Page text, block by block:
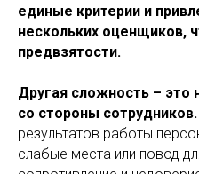
единые критерии и
нескольких оценщиков,
предвзятости.
Другая сложность – это
со стороны сотрудников.
результатов работы
слабые места или повод